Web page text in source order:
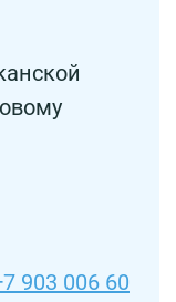
903 006 60